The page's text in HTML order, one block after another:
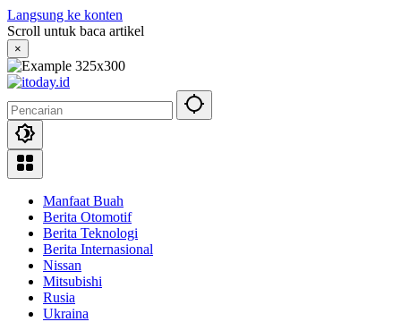
Langsung ke konten
Scroll untuk baca artikel
×
Manfaat Buah
Berita Otomotif
Berita Teknologi
Berita Internasional
Nissan
Mitsubishi
Rusia
Ukraina